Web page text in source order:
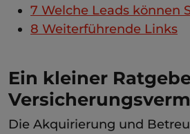
7 Welche Leads können
8 Weiterführende Links
Ein kleiner
Die Akquirierung und